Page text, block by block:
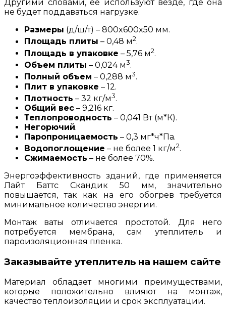
Другими словами, ее используют везде, где она
не будет поддаваться нагрузке.
Размеры (д/ш/т) – 800x600x50 мм.
Площадь плиты – 0,48 м2.
Площадь в упаковке – 5,76 м2.
Объем плиты – 0,024 м3.
Полный объем – 0,288 м3.
Плит в упаковке – 12.
Плотность – 32 кг/м3.
Общий вес – 9,216 кг.
Теплопроводность – 0,041 Вт (м*К).
Негорючий.
Паропроницаемость – 0,3 мг*ч*Па.
Водопоглощение – не более 1 кг/м2.
Сжимаемость – не более 70%.
Энергоэффективность зданий, где применяется
Лайт Баттс Скандик 50 мм, значительно
повышается, так как на его обогрев требуется
минимальное количество энергии.
Монтаж ваты отличается простотой. Для него
потребуется мембрана, сам утеплитель и
пароизоляционная пленка.
Заказывайте утеплитель на нашем сайте
Материал обладает многими преимуществами,
которые положительно влияют на монтаж,
качество теплоизоляции и срок эксплуатации.